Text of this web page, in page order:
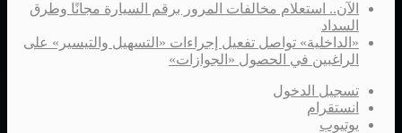
الآن.. استعلام مخالفات المرور برقم السيارة مجانًا وطرق
السداد
«الداخلية» تواصل تفعيل إجراءات «التسهيل والتيسير» على
الراغبين في الحصول «الجوازات»
تسجيل الدخول
انستقرام
يوتيوب